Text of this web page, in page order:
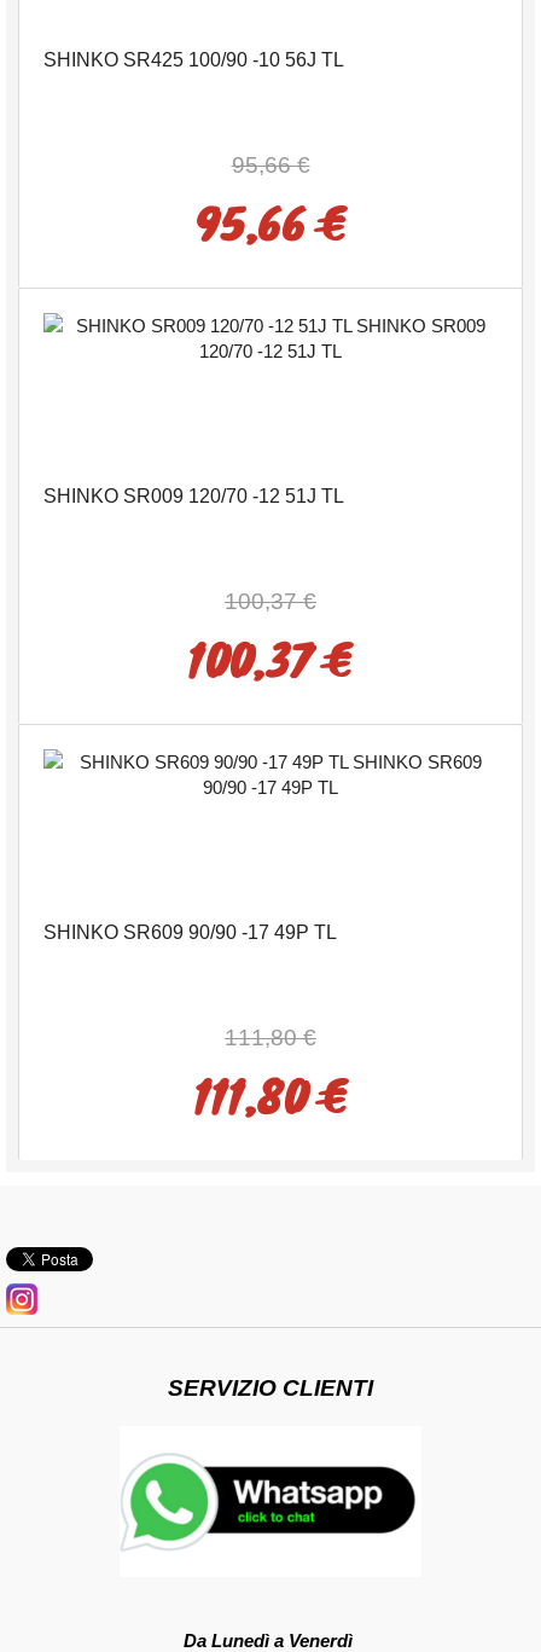
SHINKO SR425 100/90 -10 56J TL
95,66 €
95,66 €
SHINKO SR009 120/70 -12 51J TL
100,37 €
100,37 €
SHINKO SR609 90/90 -17 49P TL
111,80 €
111,80 €
SERVIZIO CLIENTI
Da Lunedì a Venerdì